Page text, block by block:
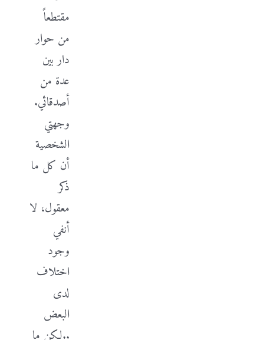
مقتطعاً
من حوار
دار بين
عدة من
أصدقائي.
وجهتي
الشخصية
أن كل ما
ذكر
معقول، لا
أنفي
وجود
اختلاف
لدى
البعض